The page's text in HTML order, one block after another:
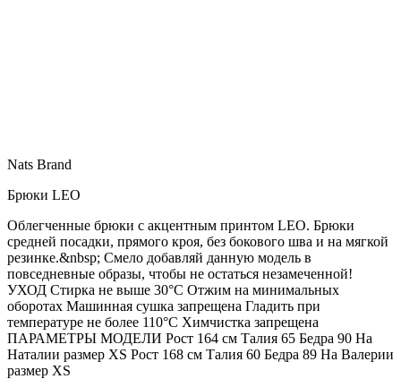
Nats Brand
Брюки LEO
Облегченные брюки с акцентным принтом LEO. Брюки
средней посадки, прямого кроя, без бокового шва и на мягкой
резинке.&nbsp; Смело добавляй данную модель в
повседневные образы, чтобы не остаться незамеченной!
УХОД Стирка не выше 30°С Отжим на минимальных
оборотах Машинная сушка запрещена Гладить при
температуре не более 110°С Химчистка запрещена
ПАРАМЕТРЫ МОДЕЛИ Рост 164 см Талия 65 Бедра 90 На
Наталии размер XS Рост 168 см Талия 60 Бедра 89 На Валерии
размер XS